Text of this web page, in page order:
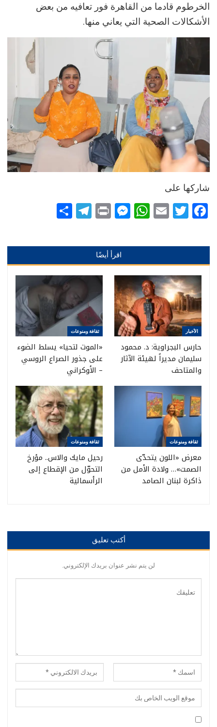
الخرطوم قادما من القاهرة فور تعافيه من بعض
الأشكالات الصحية التي يعاني منها.
شاركها على
Facebook
Twitter
Email
WhatsApp
Messenger
Print
Telegram
اقرأ أيضًا
الأخبار
حارس البجراوية: د. محمود
سليمان مديراً لهيئة الآثار
والمتاحف
ثقافة ومنوعات
«الموت لتحيا» يسلط الضوء
على جذور الصراع الروسي
– الأوكراني
ثقافة ومنوعات
معرض «اللون يتحدّى
الصمت»… ولادة الأمل من
ذاكرة لبنان الصامد
ثقافة ومنوعات
رحيل مايك والاس.. مؤرخ
التحوّل من الإقطاع إلى
الرأسمالية
أكتب تعليق
لن يتم نشر عنوان بريدك الإلكتروني.